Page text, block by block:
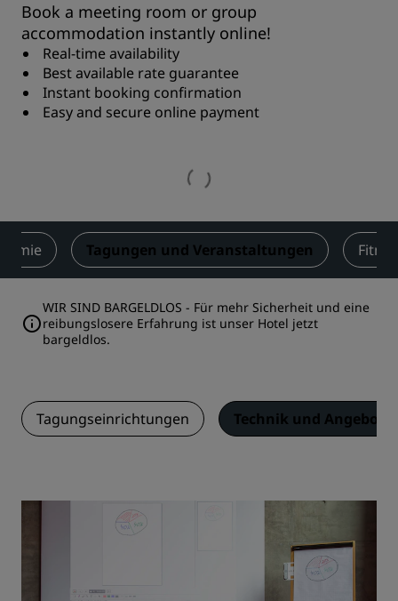
Book a meeting room or group
accommodation instantly online!
Real-time availability
Best available rate guarantee
Instant booking confirmation
Easy and secure online payment
Tagungen und Veranstaltungen
WIR SIND BARGELDLOS - Für mehr Sicherheit und eine
reibungslosere Erfahrung ist unser Hotel jetzt
bargeldlos.
Tagungseinrichtungen Technik und